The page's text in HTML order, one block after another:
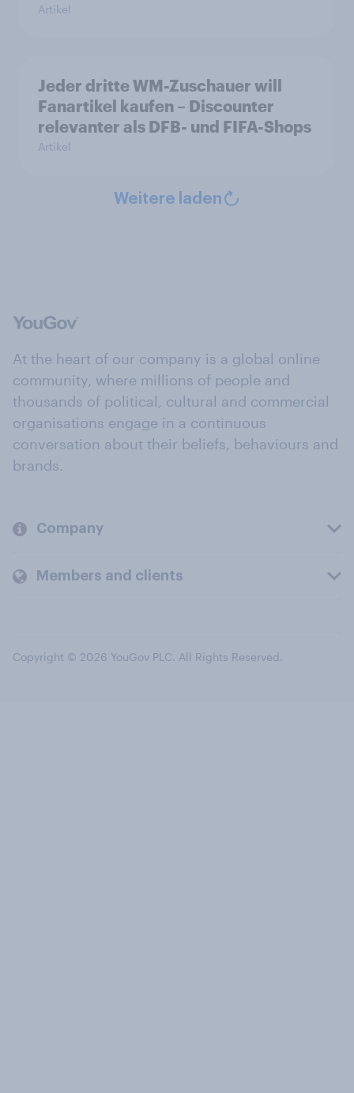
Artikel
Jeder dritte WM-Zuschauer will
Fanartikel kaufen – Discounter
relevanter als DFB- und FIFA-Shops
Artikel
Weitere laden
At the heart of our company is a global online
community, where millions of people and
thousands of political, cultural and commercial
organisations engage in a continuous
conversation about their beliefs, behaviours and
brands.
Company
Members and clients
Copyright © 2026 YouGov PLC. All Rights Reserved.